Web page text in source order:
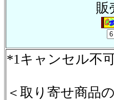
販
*1キャンセル不
＜取り寄せ商品